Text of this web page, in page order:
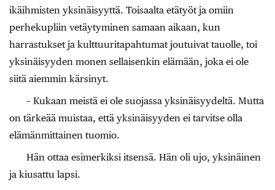
ikäihmisten yksinäisyyttä. Toisaalta etätyöt ja omiin
perhekupliin vetäytyminen samaan aikaan, kun
harrastukset ja kulttuuritapahtumat joutuivat tauolle, toi
yksinäisyyden monen sellaisenkin elämään, joka ei ole
siitä aiemmin kärsinyt.
– Kukaan meistä ei ole suojassa yksinäisyydeltä. Mutta
on tärkeää muistaa, että yksinäisyyden ei tarvitse olla
elämänmittainen tuomio.
Hän ottaa esimerkiksi itsensä. Hän oli ujo, yksinäinen
ja kiusattu lapsi.